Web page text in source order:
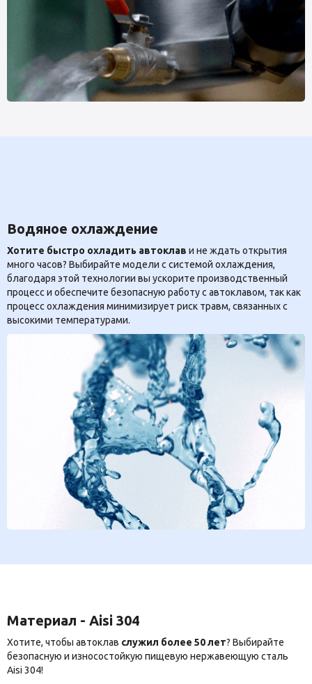
Водяное охлаждение
Хотите быстро охладить автоклав и не ждать открытия
много часов? Выбирайте модели с системой охлаждения,
благодаря этой технологии вы ускорите производственный
процесс и обеспечите безопасную работу с автоклавом, так как
процесс охлаждения минимизирует риск травм, связанных с
высокими температурами.
Материал - Aisi 304
Хотите, чтобы автоклав служил более 50 лет? Выбирайте
безопасную и износостойкую пищевую нержавеющую сталь
Aisi 304!